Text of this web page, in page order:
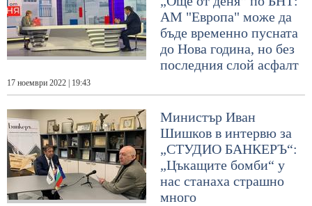
АМ "Европа" може да
бъде временно пусната
до Нова година, но без
последния слой асфалт
17 ноември 2022 | 19:43
Министър Иван
Шишков в интервю за
„СТУДИО БАНКЕРЪ“:
„Цъкащите бомби“ у
нас станаха страшно
много